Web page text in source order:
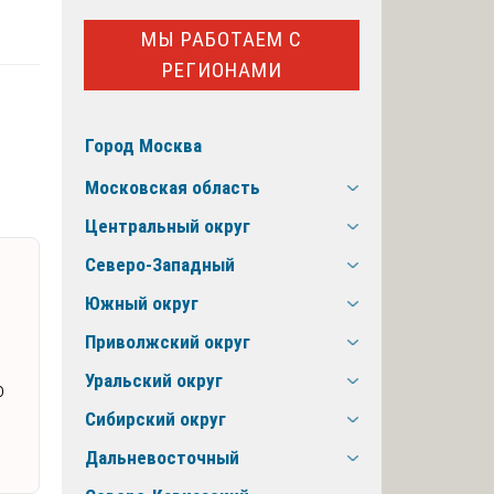
МЫ РАБОТАЕМ С
РЕГИОНАМИ
Город Москва
Московская область
Центральный округ
Северо-Западный
Южный округ
Приволжский округ
Уральский округ
Сибирский округ
Дальневосточный